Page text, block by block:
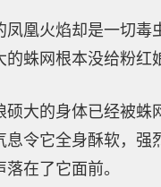
凤凰火焰却是一切
蛛网根本没给粉红
硕大的身体已经被
息令它全身酥软，
在了它面前。